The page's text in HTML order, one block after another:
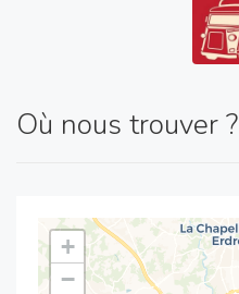
Où nous trouver ?
+
−